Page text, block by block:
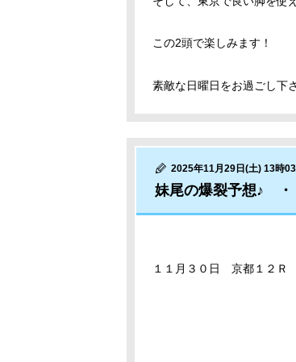
この2頭で楽しみます！
素敵な日曜日をお過ごし下
2025年11月29日(土) 13時
妹尾の爆裂予想♪
１１月３０日 京都１２Ｒ